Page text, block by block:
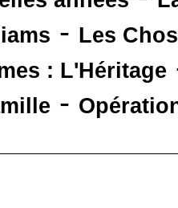
- Les
: L'Héritage
-